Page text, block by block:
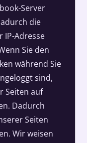
Server
die
IP-Adresse
Sie den
während Sie
sind,
Seiten auf
Dadurch
Seiten
Wir weisen